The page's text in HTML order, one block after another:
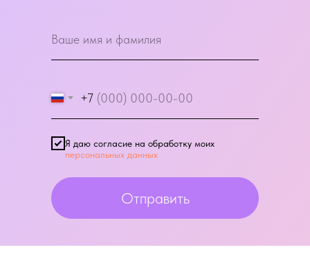
+7
Я даю согласие на обработку моих
персональных данных
Отправить